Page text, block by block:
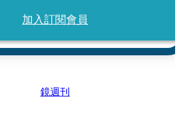
加入訂閱會員
鏡週刊